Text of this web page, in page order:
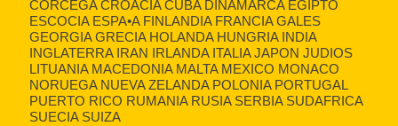
CORCEGA CROACIA CUBA DINAMARCA EGIPTO
ESCOCIA ESPA•A FINLANDIA FRANCIA GALES
GEORGIA GRECIA HOLANDA HUNGRIA INDIA
INGLATERRA IRAN IRLANDA ITALIA JAPON JUDIOS
LITUANIA MACEDONIA MALTA MEXICO MONACO
NORUEGA NUEVA ZELANDA POLONIA PORTUGAL
PUERTO RICO RUMANIA RUSIA SERBIA SUDAFRICA
SUECIA SUIZA